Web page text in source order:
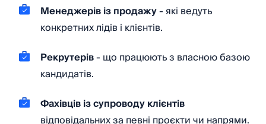
Менеджерів із продажу- які ведуть
конкретних лідів і клієнтів.
Рекрутерів- що працюють з власною базою
кандидатів.
Фахівців із супроводу клієнтів
відповідальних за певні проєкти чи напрями.